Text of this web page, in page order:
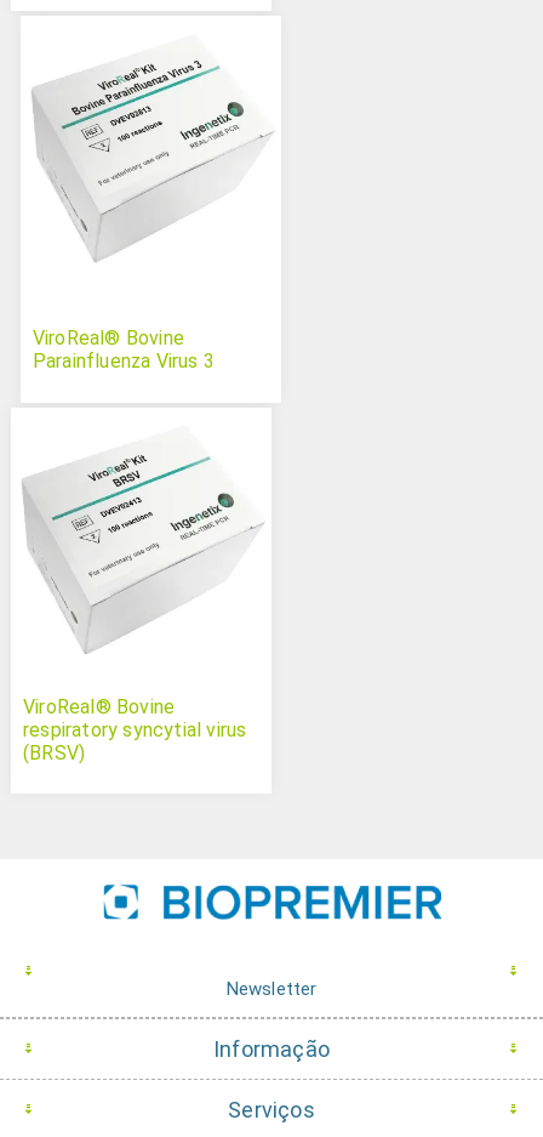
ViroReal® Bovine
Parainfluenza Virus 3
ViroReal® Bovine
respiratory syncytial virus
(BRSV)
Newsletter
Informação
Serviços